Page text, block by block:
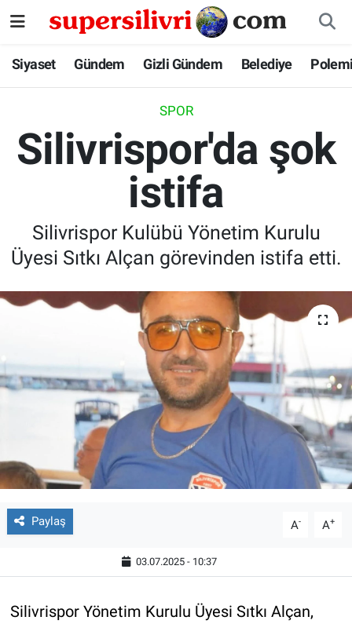
Siyaset Gündem Gizli Gündem Belediye
SPOR
Silivrispor'da şok
istifa
Silivrispor Kulübü Yönetim Kurulu
Üyesi Sıtkı Alçan görevinden istifa etti.
Paylaş A- A+
03.07.2025 - 10:37
Silivrispor Yönetim Kurulu Üyesi Sıtkı Alçan,
Siyaset
Gizli Gündem
İstanbul Nöbetçi Eczaneler
İstanbul Namaz Vakitleri
İstanbul Trafik Yoğunluk Haritası
Tüm Manşetler
Son Dakika Haberleri